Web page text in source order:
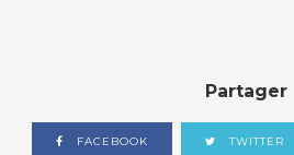
Partager
FACEBOOK TWITTER